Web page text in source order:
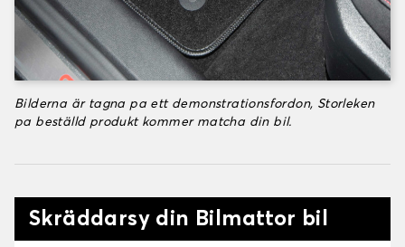
Bilderna är tagna pa ett demonstrationsfordon, Storleken
pa beställd produkt kommer matcha din bil.
Skräddarsy din Bilmattor bil